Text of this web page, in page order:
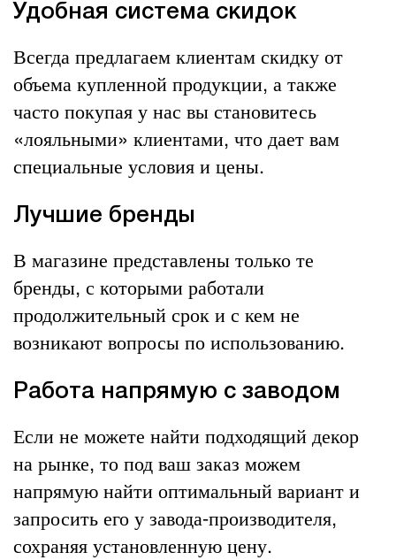
Удобная система скидок
Всегда предлагаем клиентам скидку от
объема купленной продукции, а также
часто покупая у нас вы становитесь
«лояльными» клиентами, что дает вам
специальные условия и цены.
Лучшие бренды
В магазине представлены только те
бренды, с которыми работали
продолжительный срок и с кем не
возникают вопросы по использованию.
Работа напрямую с заводом
Если не можете найти подходящий декор
на рынке, то под ваш заказ можем
напрямую найти оптимальный вариант и
запросить его у завода-производителя,
сохраняя установленную цену.